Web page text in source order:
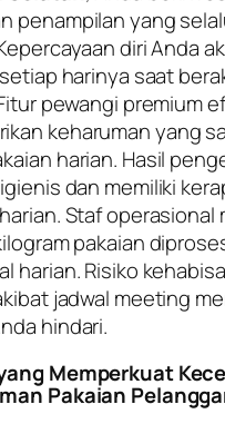
penampilan yang
diri Anda
harinya saat
pewangi premium
keharuman yang
harian. Hasil
dan memiliki
Staf operasional
pakaian
harian. Risiko
jadwal meeting
hindari.
Memperkuat
Pakaian